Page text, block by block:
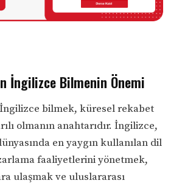
İngilizce Bilmenin Önemi
bilmek, küresel rekabet
olmanın anahtarıdır. İngilizce,
en yaygın kullanılan dil
faaliyetlerini yönetmek,
ulaşmak ve uluslararası